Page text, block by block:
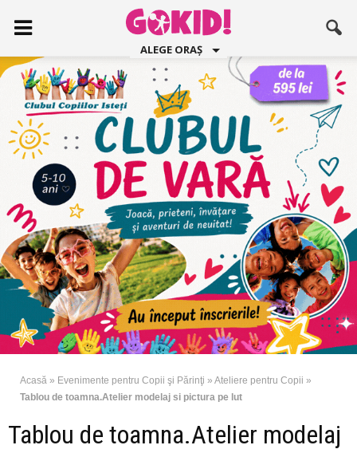
ALEGE ORAȘ
Acasă » Evenimente pentru Copii şi Părinţi » Ateliere pentru Copii »
Tablou de toamna.Atelier modelaj si pictura pe lut
Tablou de toamna.Atelier modelaj